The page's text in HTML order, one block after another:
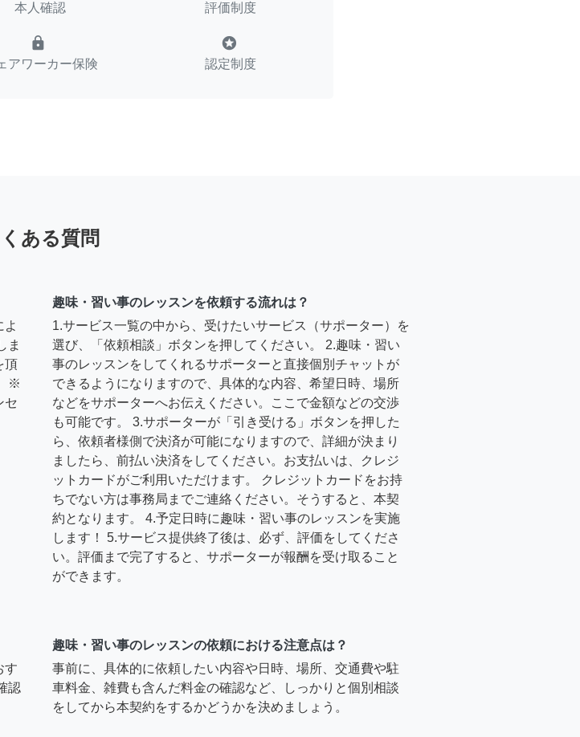
本人確認 評価制度
lock
アワーカー保険
stars
認定制度
ある質問
よ
ま
頂
※
セ
趣味・習い事のレッスンを依頼する流れは？
1.サービス一覧の中から、受けたいサービス（サポーター）を
選び、「依頼相談」ボタンを押してください。 2.趣味・習い
事のレッスンをしてくれるサポーターと直接個別チャットが
できるようになりますので、具体的な内容、希望日時、場所
などをサポーターへお伝えください。ここで金額などの交渉
も可能です。 3.サポーターが「引き受ける」ボタンを押した
ら、依頼者様側で決済が可能になりますので、詳細が決まり
ましたら、前払い決済をしてください。お支払いは、クレジ
ットカードがご利用いただけます。 クレジットカードをお持
ちでない方は事務局までご連絡ください。そうすると、本契
約となります。 4.予定日時に趣味・習い事のレッスンを実施
します！ 5.サービス提供終了後は、必ず、評価をしてくださ
い。評価まで完了すると、サポーターが報酬を受け取ること
ができます。
す
認
趣味・習い事のレッスンの依頼における注意点は？
事前に、具体的に依頼したい内容や日時、場所、交通費や駐
車料金、雑費も含んだ料金の確認など、しっかりと個別相談
をしてから本契約をするかどうかを決めましょう。